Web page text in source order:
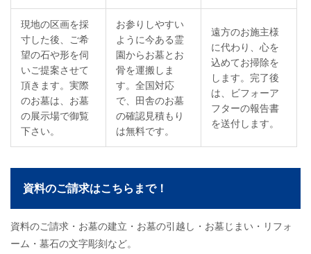
現地の区画を採
寸した後、ご希
望の石や形を伺
いご提案させて
頂きます。実際
のお墓は、お墓
の展示場で御覧
下さい。
お参りしやすい
ように今ある霊
園からお墓とお
骨を運搬しま
す。全国対応
で、田舎のお墓
の確認見積もり
は無料です。
遠方のお施主様
に代わり、心を
込めてお掃除を
します。完了後
は、ビフォーア
フターの報告書
を送付します。
資料のご請求はこちらまで！
資料のご請求・お墓の建立・お墓の引越し・お墓じまい・リフォ
ーム・墓石の文字彫刻など。